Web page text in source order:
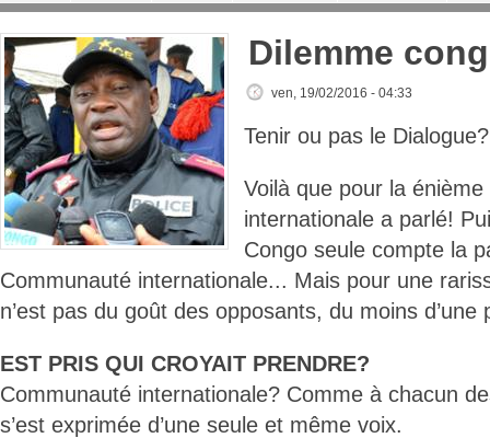
ACCUEIL
Dilemme
ven, 19/02/2016 - 04:33
Tenir ou pas le Dialogue?
Voilà que pour la
internationale a parlé!
Congo seule compte la
Communauté internationale... Mais pour une
n’est pas du goût des opposants, du moins d’une
EST PRIS QUI CROYAIT PRENDRE?
Communauté internationale? Comme à chacun
s’est exprimée d’une seule et même voix.